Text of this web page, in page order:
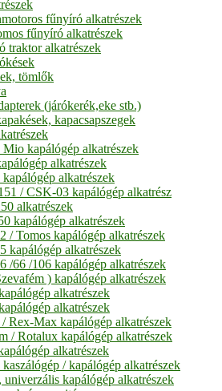
fűnyíró alkatrészek
fűnyíró alkatrészek
traktor alkatrészek
tömlők
(járókerék,eke stb.)
kapacsapszegek
kapálógép alkatrészek
alkatrészek
alkatrészek
/ CSK-03 kapálógép alkatrész
alkatrészek
kapálógép alkatrészek
/ Tomos kapálógép alkatrészek
kapálógép alkatrészek
/66 /106 kapálógép alkatrészek
) kapálógép alkatrészek
alkatrészek
alkatrészek
Rex-Max kapálógép alkatrészek
/ Rotalux kapálógép alkatrészek
alkatrészek
/ kapálógép alkatrészek
univerzális kapálógép alkatrészek